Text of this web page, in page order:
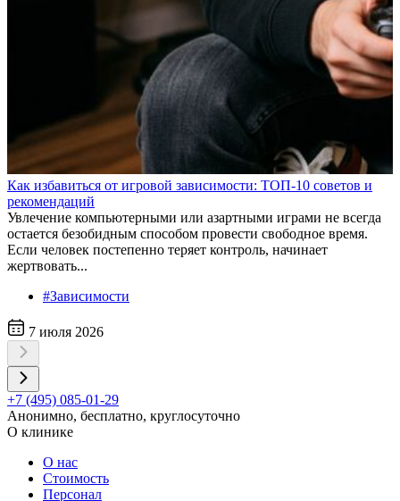
Как избавиться от игровой зависимости: ТОП-10 советов и
рекомендаций
Увлечение компьютерными или азартными играми не всегда
остается безобидным способом провести свободное время.
Если человек постепенно теряет контроль, начинает
жертвовать...
#Зависимости
7 июля 2026
+7 (495) 085-01-29
Анонимно, бесплатно, круглосуточно
О клинике
О нас
Стоимость
Персонал